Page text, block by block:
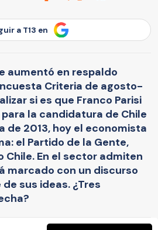
a T13 en
aumentó en respaldo
Criteria de agosto-
si es que Franco Parisi
la candidatura de Chile
de 2013, hoy el economista
el Partido de la Gente,
En el sector admiten
marcado con un discurso
sus ideas. ¿Tres